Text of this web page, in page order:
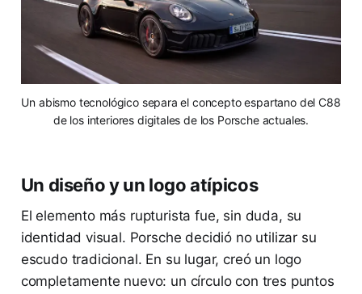
Un abismo tecnológico separa el concepto espartano del C88
de los interiores digitales de los Porsche actuales.
Un diseño y un logo atípicos
El elemento más rupturista fue, sin duda, su
identidad visual. Porsche decidió no utilizar su
escudo tradicional. En su lugar, creó un logo
completamente nuevo: un círculo con tres puntos